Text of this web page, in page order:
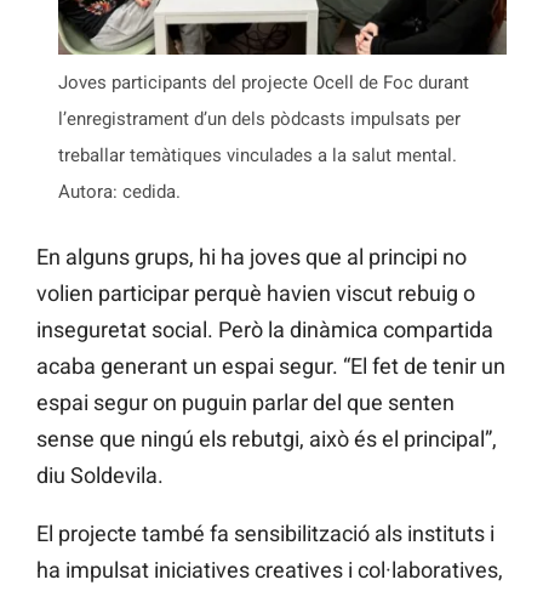
Joves participants del projecte Ocell de Foc durant
l’enregistrament d’un dels pòdcasts impulsats per
treballar temàtiques vinculades a la salut mental.
Autora: cedida.
En alguns grups, hi ha joves que al principi no
volien participar perquè havien viscut rebuig o
inseguretat social. Però la dinàmica compartida
acaba generant un espai segur. “El fet de tenir un
espai segur on puguin parlar del que senten
sense que ningú els rebutgi, això és el principal”,
diu Soldevila.
El projecte també fa sensibilització als instituts i
ha impulsat iniciatives creatives i col·laboratives,